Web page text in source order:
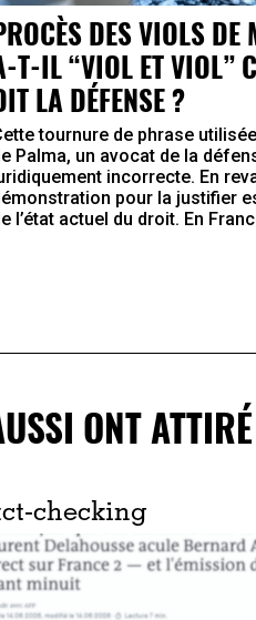
DES VIOLS DE
T-IL “VIOL ET VIOL”
LA DÉFENSE ?
tournure de phrase
Palma, un avocat de la
incorrecte. En
pour la justifier
l’état actuel du droit. En
ONT
checking